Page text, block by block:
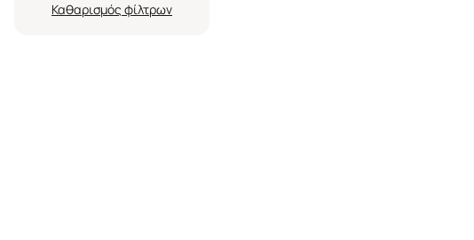
Καθαρισμός